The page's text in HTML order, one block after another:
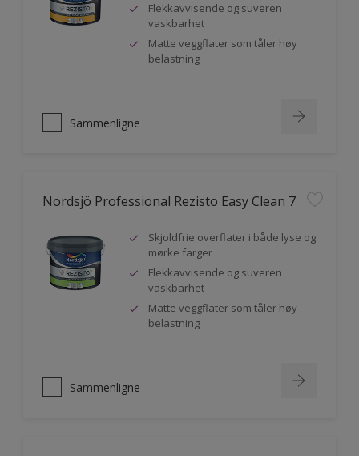
Flekkavvisende og suveren
vaskbarhet
Matte veggflater som tåler høy
belastning
Sammenligne
Nordsjö Professional Rezisto Easy Clean 7
Skjoldfrie overflater i både lyse og
mørke farger
Flekkavvisende og suveren
vaskbarhet
Matte veggflater som tåler høy
belastning
Sammenligne